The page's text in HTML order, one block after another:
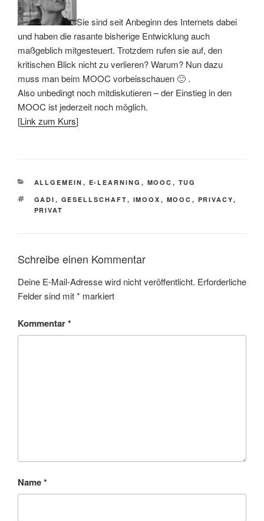
Sie sind seit Anbeginn des Internets dabei
und haben die rasante bisherige Entwicklung auch
maßgeblich mitgesteuert. Trotzdem rufen sie auf, den
kritischen Blick nicht zu verlieren? Warum? Nun dazu
muss man beim MOOC vorbeisschauen 🙂 .
Also unbedingt noch mitdiskutieren – der Einstieg in den
MOOC ist jederzeit noch möglich.
[Link zum Kurs]
KATEGORIEN
ALLGEMEIN , E-LEARNING , MOOC , TUG
SCHLAGWÖRTER
GADI , GESELLSCHAFT, IMOOX , MOOC , PRIVACY,
PRIVAT
Schreibe einen Kommentar
Deine E-Mail-Adresse wird nicht veröffentlicht. Erforderliche
Felder sind mit* markiert
Kommentar*
Name*